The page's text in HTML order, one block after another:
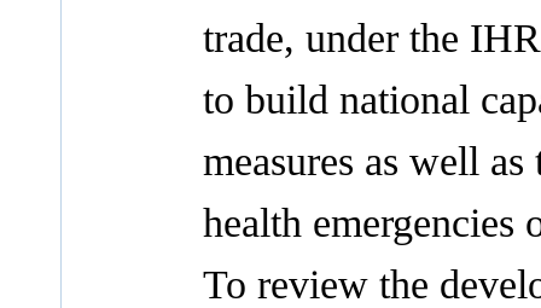
trade, under the
to build national
measures as well
health emergencies
To review the